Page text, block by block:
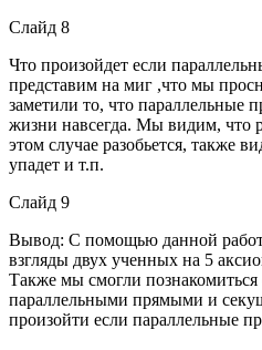
Слайд 8
Что произойдет если
представим на миг ,что мы
заметили то, что параллельные
жизни навсегда. Мы видим, что
этом случае разобьется, также
упадет и т.п.
Слайд 9
Вывод: С помощью данной
взгляды двух ученных на 5
Также мы смогли
параллельными прямыми и
произойти если параллельные